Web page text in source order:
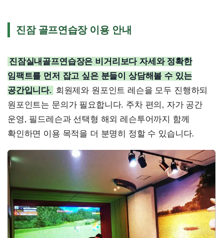
진잠 골프연습장 이용 안내
진잠실내골프연습장은 비거리보다 자세와 정확한
임팩트를 먼저 잡고 싶은 분들이 상담해볼 수 있는
공간입니다. 회원제와 원포인트 레슨을 모두 진행하되
원포인트는 문의가 필요합니다. 주차 편의, 자가 공간
운영, 필드레슨과 선택형 해외 레슨투어까지 함께
확인하면 이용 목적을 더 분명히 정할 수 있습니다.